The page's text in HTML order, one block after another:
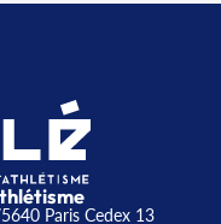
Paris Cedex 13